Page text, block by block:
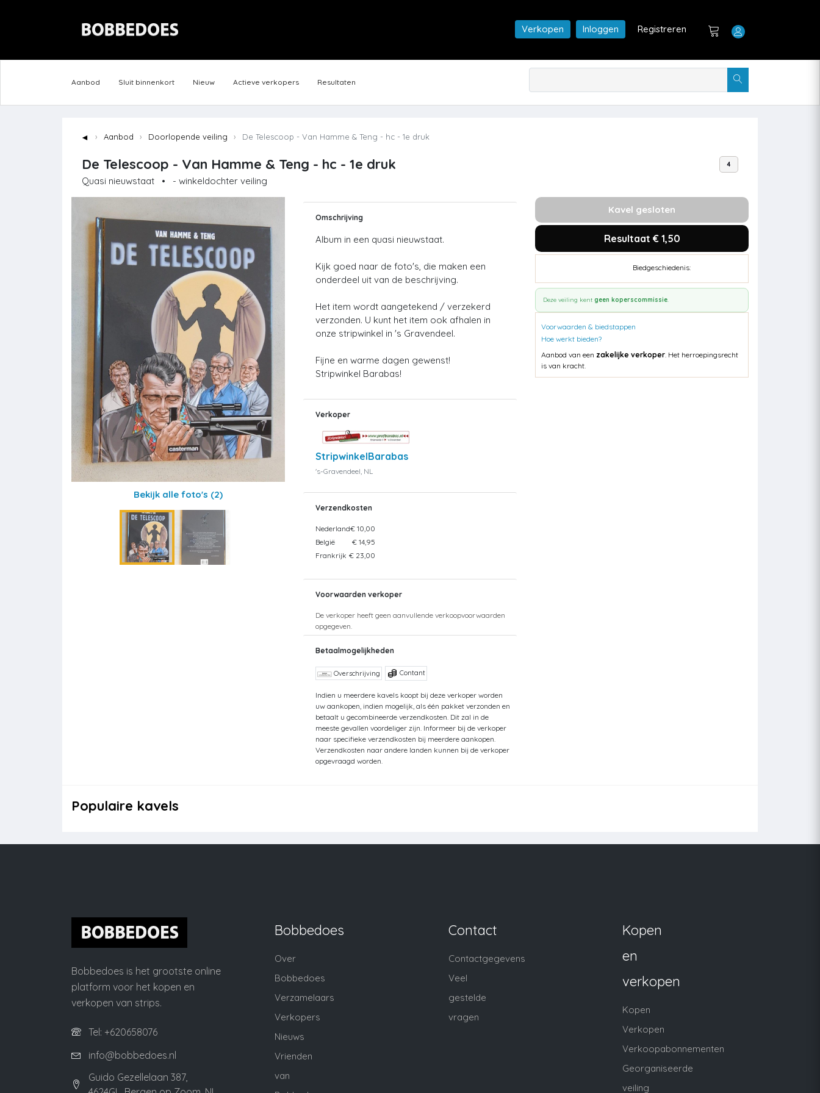
Verkopen Inloggen Registreren
Aanbod Sluit binnenkort Nieuw Actieve verkopers Resultaten
◄ Aanbod Doorlopende veiling De Telescoop - Van Hamme & Teng - hc - 1e druk
De Telescoop - Van Hamme & Teng - hc - 1e druk
Quasi nieuwstaat • - winkeldochter veiling
4
Bekijk alle foto's (2)
Omschrijving
Album in een quasi nieuwstaat.
Kijk goed naar de foto's, die maken een
onderdeel uit van de beschrijving.
Het item wordt aangetekend / verzekerd
verzonden. U kunt het item ook afhalen in
onze stripwinkel in 's Gravendeel.
Fijne en warme dagen gewenst!
Stripwinkel Barabas!
Verkoper
StripwinkelBarabas
's-Gravendeel, NL
Verzendkosten
Nederland€ 10,00
België
€ 14,95
Frankrijk € 23,00
Voorwaarden verkoper
De verkoper heeft geen aanvullende verkoopvoorwaarden
opgegeven.
Betaalmogelijkheden
Overschrijving Contant
Indien u meerdere kavels koopt bij deze verkoper worden
uw aankopen, indien mogelijk, als één pakket verzonden en
betaalt u gecombineerde verzendkosten. Dit zal in de
meeste gevallen voordeliger zijn. Informeer bij de verkoper
naar specifieke verzendkosten bij meerdere aankopen.
Verzendkosten naar andere landen kunnen bij de verkoper
opgevraagd worden.
Kavel gesloten
Resultaat € 1,50
Biedgeschiedenis:
Deze veiling kent geen koperscommissie.
Voorwaarden & biedstappen
Hoe werkt bieden?
Aanbod van een zakelijke verkoper. Het herroepingsrecht
is van kracht.
Populaire kavels
Bobbedoes is het grootste online
platform voor het kopen en
verkopen van strips.
Tel: +620658076
info@bobbedoes.nl
Guido Gezellelaan 387,
Bobbedoes
Over
Bobbedoes
Verzamelaars
Verkopers
Nieuws
Vrienden
van
Contact
Contactgegevens
Veel
gestelde
vragen
Kopen
en
verkopen
Kopen
Verkopen
Verkoopabonnementen
Georganiseerde
veiling